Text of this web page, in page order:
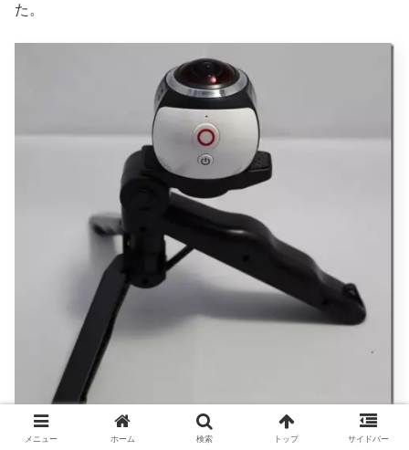
た。
メニュー ホーム 検索 トップ サイドバー